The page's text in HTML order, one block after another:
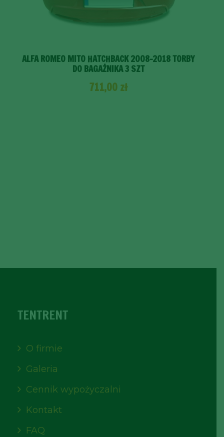
ALFA ROMEO MITO HATCHBACK 2008-2018 TORBY
DO BAGAŻNIKA 3 SZT
711,00 zł
TENTRENT
O firmie
Galeria
Cennik wypożyczalni
Kontakt
FAQ